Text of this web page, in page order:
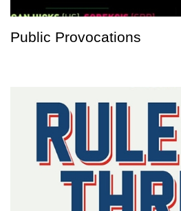
Public Provocations